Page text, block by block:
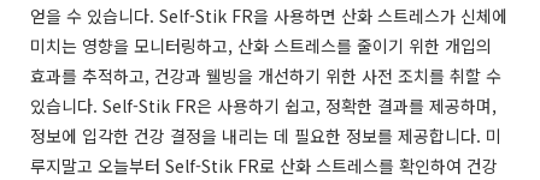
얻을 수 있습니다. Self-Stik FR을 사용하면 산화 스트레스가 신체에
미치는 영향을 모니터링하고, 산화 스트레스를 줄이기 위한 개입의
효과를 추적하고, 건강과 웰빙을 개선하기 위한 사전 조치를 취할 수
있습니다. Self-Stik FR은 사용하기 쉽고, 정확한 결과를 제공하며,
정보에 입각한 건강 결정을 내리는 데 필요한 정보를 제공합니다. 미
루지말고 오늘부터 Self-Stik FR로 산화 스트레스를 확인하여 건강